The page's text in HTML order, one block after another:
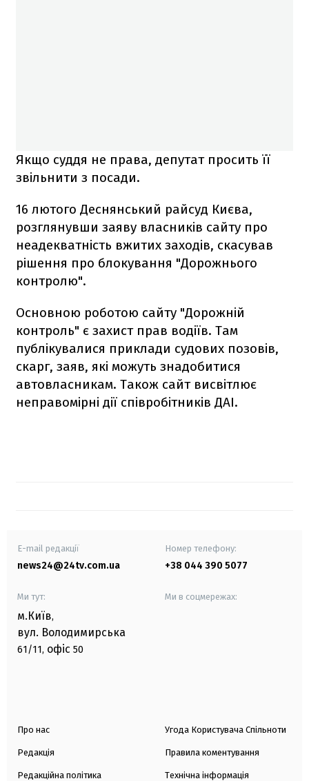
Якщо суддя не права, депутат просить її
звільнити з посади.
16 лютого Деснянський райсуд Києва,
розглянувши заяву власників сайту про
неадекватність вжитих заходів, скасував
рішення про блокування "Дорожнього
контролю".
Основною роботою сайту "Дорожній
контроль" є захист прав водіїв. Там
публікувалися приклади судових позовів,
скарг, заяв, які можуть знадобитися
автовласникам. Також сайт висвітлює
неправомірні дії співробітників ДАІ.
E-mail редакції
news24@24tv.com.ua
Номер телефону:
+38 044 390 5077
Ми тут:
м.Київ,
вул. Володимирська
61/11, офіс 50
Ми в соцмережах:
Про нас
Редакція
Редакційна політика
Угода Користувача Спільноти
Правила коментування
Технічна інформація